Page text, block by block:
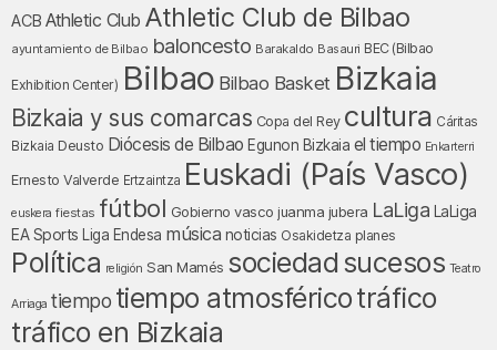
ACB Athletic Club Athletic Club de Bilbao
ayuntamiento de Bilbao baloncesto Barakaldo Basauri BEC (Bilbao
Exhibition Center) Bilbao Bilbao Basket Bizkaia
Bizkaia y sus comarcas Copa del Rey cultura Cáritas
Bizkaia Deusto Diócesis de Bilbao Egunon Bizkaia el tiempo Enkarterri
Ernesto Valverde Ertzaintza Euskadi (País Vasco)
euskera fiestas fútbol Gobierno vasco juanma jubera LaLiga LaLiga
EA Sports
Liga Endesa música noticias Osakidetza planes
Política religión San Mamés sociedad sucesos Teatro
Arriaga tiempo tiempo atmosféricotráfico
tráfico en Bizkaia